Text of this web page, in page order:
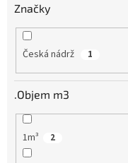
Značky
Česká nádrž 1
.Objem m3
1m³ 2